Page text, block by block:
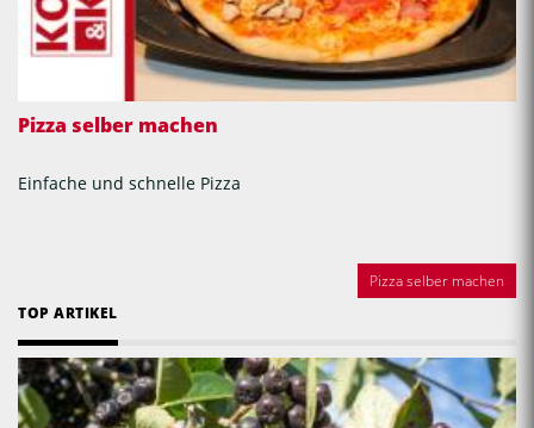
Pizza selber machen
Einfache und schnelle Pizza
Pizza selber machen
TOP ARTIKEL